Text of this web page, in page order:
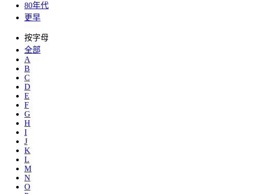
80年代
更早
按字母
全部
A
B
C
D
E
F
G
H
I
J
K
L
M
N
O